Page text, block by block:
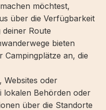
möchtest,
über die Verfügbarkeit
Route
bieten
Campingplätze an, die
oder
lokalen Behörden oder
über die Standorte